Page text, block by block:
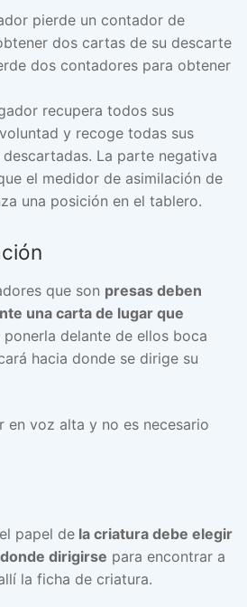
pierde un contador de
dos cartas de su descarte
dos contadores para obtener
recupera todos sus
y recoge todas sus
La parte negativa
el medidor de asimilación de
una posición en el tablero.
que son presas deben
una carta de lugar que
ponerla delante de ellos boca
hacia donde se dirige su
en voz alta y no es necesario
papel de la criatura debe elegir
dirigirse para encontrar a
la ficha de criatura.